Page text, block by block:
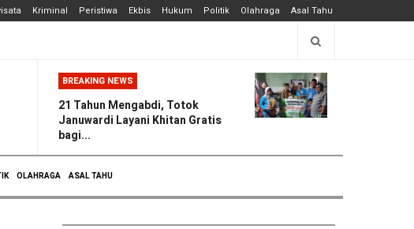
Kriminal Peristiwa Ekbis Hukum Politik Olahraga Asal Tahu
BREAKING NEWS
21 Tahun Mengabdi, Totok
Januwardi Layani Khitan Gratis
bagi...
OLAHRAGA ASAL TAHU